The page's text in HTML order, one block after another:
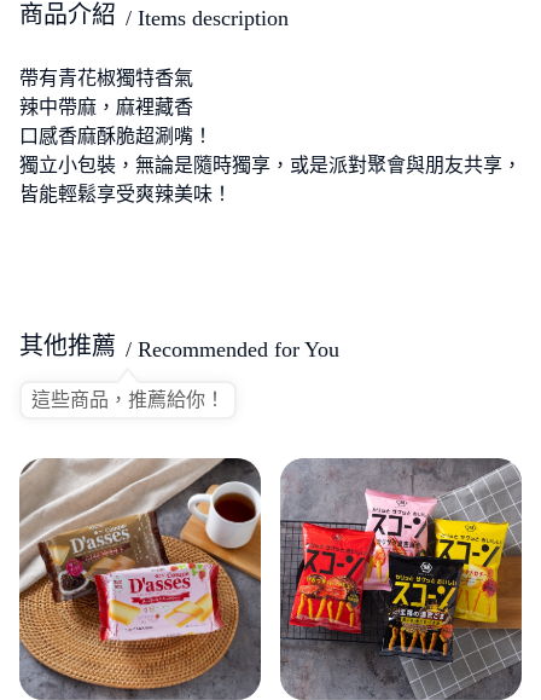
商品介紹 / Items description
帶有青花椒獨特香氣
辣中帶麻，麻裡藏香
口感香麻酥脆超涮嘴！
獨立小包裝，無論是隨時獨享，或是派對聚會與朋友共享，
皆能輕鬆享受爽辣美味！
其他推薦 / Recommended for You
這些商品，推薦給你！